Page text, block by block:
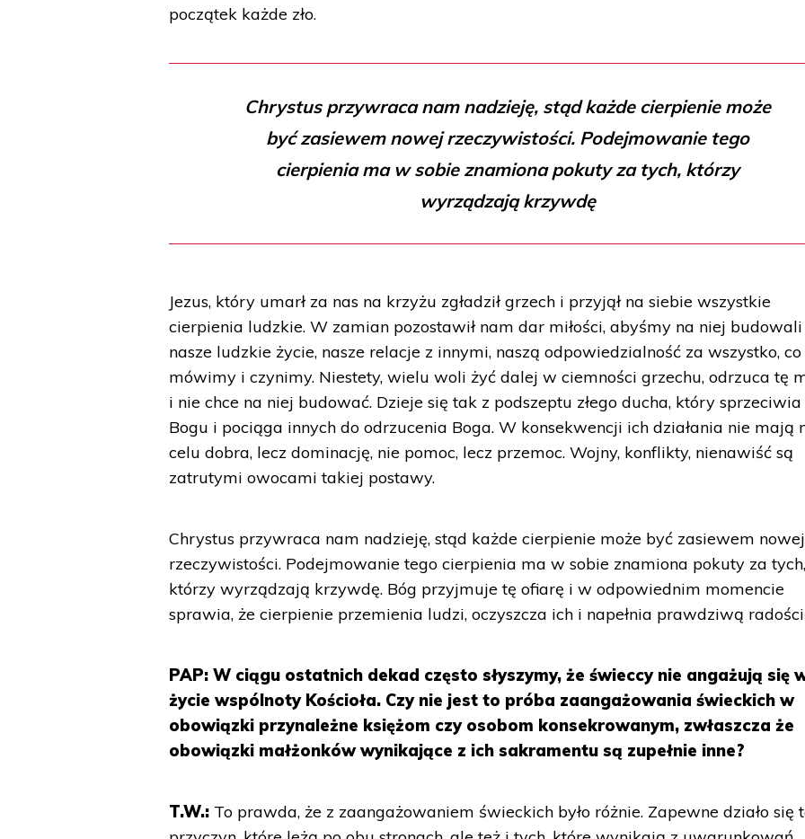
początek każde zło.
Chrystus przywraca nam nadzieję, stąd każde cierpienie może
być zasiewem nowej rzeczywistości. Podejmowanie tego
cierpienia ma w sobie znamiona pokuty za tych, którzy
wyrządzają krzywdę
Jezus, który umarł za nas na krzyżu zgładził grzech i przyjął na siebie wszystkie
cierpienia ludzkie. W zamian pozostawił nam dar miłości, abyśmy na niej budowali
nasze ludzkie życie, nasze relacje z innymi, naszą odpowiedzialność za wszystko, co
mówimy i czynimy. Niestety, wielu woli żyć dalej w ciemności grzechu, odrzuca tę
i nie chce na niej budować. Dzieje się tak z podszeptu złego ducha, który sprzeciwia
Bogu i pociąga innych do odrzucenia Boga. W konsekwencji ich działania nie mają
celu dobra, lecz dominację, nie pomoc, lecz przemoc. Wojny, konflikty, nienawiść są
zatrutymi owocami takiej postawy.
Chrystus przywraca nam nadzieję, stąd każde cierpienie może być zasiewem nowej
rzeczywistości. Podejmowanie tego cierpienia ma w sobie znamiona pokuty za tych,
którzy wyrządzają krzywdę. Bóg przyjmuje tę ofiarę i w odpowiednim momencie
sprawia, że cierpienie przemienia ludzi, oczyszcza ich i napełnia prawdziwą
PAP: W ciągu ostatnich dekad często słyszymy, że świeccy nie angażują się
życie wspólnoty Kościoła. Czy nie jest to próba zaangażowania świeckich w
obowiązki przynależne księżom czy osobom konsekrowanym, zwłaszcza że
obowiązki małżonków wynikające z ich sakramentu są zupełnie inne?
T.W.: To prawda, że z zaangażowaniem świeckich było różnie. Zapewne działo się